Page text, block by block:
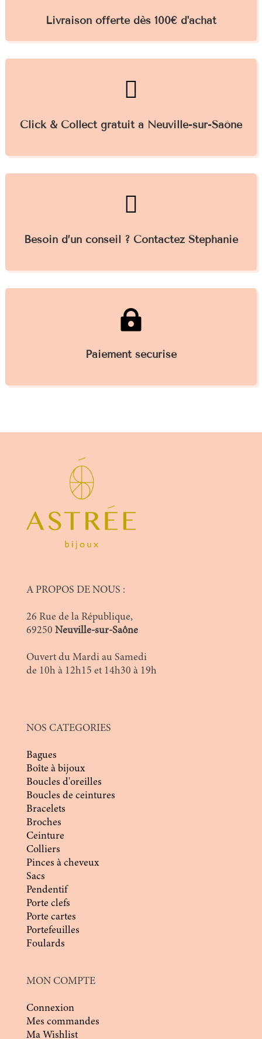
Livraison offerte dès 100€ d'achat

Click & Collect gratuit à Neuville-sur-Saône

Besoin d’un conseil ? Contactez Stéphanie

Paiement sécurisé
A PROPOS DE NOUS :
26 Rue de la République,
69250 Neuville-sur-Saône
Ouvert du Mardi au Samedi
de 10h à 12h15 et 14h30 à 19h
NOS CATEGORIES
Bagues
Boîte à bijoux
Boucles d'oreilles
Boucles de ceintures
Bracelets
Broches
Ceinture
Colliers
Pinces à cheveux
Sacs
Pendentif
Porte clefs
Porte cartes
Portefeuilles
Foulards
MON COMPTE
Connexion
Mes commandes
Ma Wishlist